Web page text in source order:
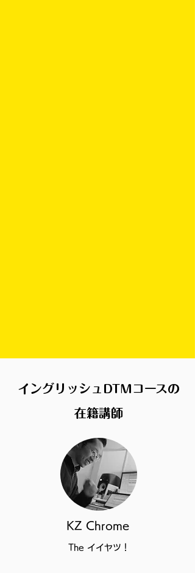
イングリッシュDTMコースの
在籍講師
KZ Chrome
The イイヤツ！